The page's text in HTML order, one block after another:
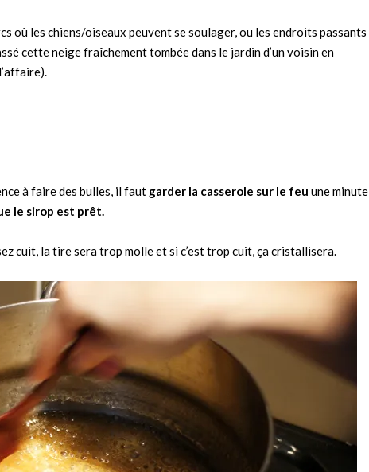
où les chiens/oiseaux peuvent se soulager, ou les endroits passants
cette neige fraîchement tombée dans le jardin d’un voisin en
à faire des bulles, il faut garder la casserole sur le feu une minute
le sirop est prêt.
cuit, la tire sera trop molle et si c’est trop cuit, ça cristallisera.